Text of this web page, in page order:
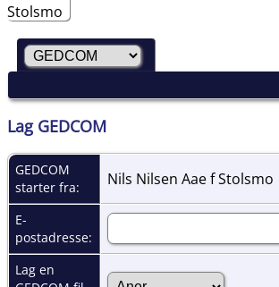
Lag GEDCOM
GEDCOM
starter fra:
Nils Nilsen Aae f Stolsmo
E-
postadresse:
Lag en